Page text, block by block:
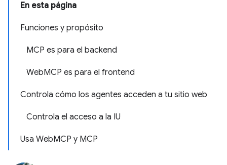
En esta página
Funciones y propósito
MCP es para el backend
WebMCP es para el frontend
Controla cómo los agentes acceden a tu sitio web
Controla el acceso a la IU
Usa WebMCP y MCP